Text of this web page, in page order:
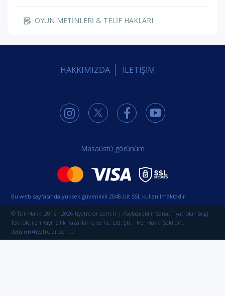
OYUN METİNLERİ & TELİF HAKLARI
HAKKIMIZDA İLETİŞİM
Masaüstü görünüm
Bu web sayfasında yüksek güvenlikli 2048-bit SSL kullanılmaktadır.
© Telif Hakkı 2015 - 2026 tiyatrolar.com.tr | Paylaşılabilir Sanat Tiyatrolar Bilgi
Teknolojileri Yayıncılık Pazarlama ve Tic. Ltd. Şti. - Her Hakkı Saklıdır.
iletisim@tiyatrolar.com.tr